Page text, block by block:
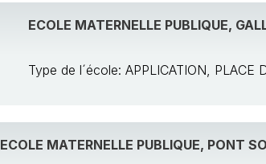
ECOLE MATERNELLE PUBLIQUE,
Type de l´école: APPLICATION,
ECOLE MATERNELLE PUBLIQUE, PONT